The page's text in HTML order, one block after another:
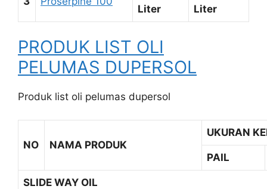
Liter
Liter
PRODUK LIST OLI
PELUMAS DUPERSOL
Produk list oli pelumas dupersol
NO NAMA PRODUK
UKURAN
PAIL
SLIDE WAY OIL